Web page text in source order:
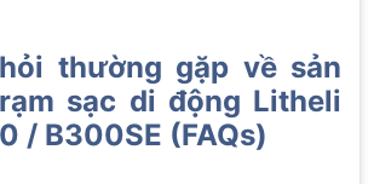
thường gặp về sản
sạc di động Litheli
/ B300SE (FAQs)